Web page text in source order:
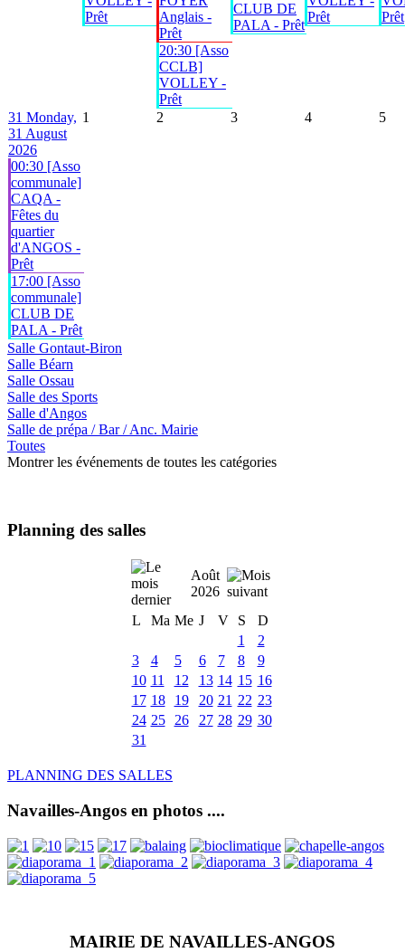
Prêt
Anglais -
Prêt
20:30 [Asso
CCLB]
VOLLEY -
Prêt
CLUB DE
PALA - Prêt
Prêt
Prêt
31 Monday,
31 August
2026
00:30 [Asso
communale]
CAQA -
Fêtes du
quartier
d'ANGOS -
Prêt
17:00 [Asso
communale]
CLUB DE
PALA - Prêt
1 2 3 4 5
Salle Gontaut-Biron
Salle Béarn
Salle Ossau
Salle des Sports
Salle d'Angos
Salle de prépa / Bar / Anc. Mairie
Toutes
Montrer les événements de toutes les catégories
Planning des salles
Août
2026
L
Ma Me J V S
D
1
2
3
4 5 6 7 8
9
10 11 12 13 14 15 16
17 18 19 20 21 22 23
24 25 26 27 28 29 30
31
PLANNING DES SALLES
Navailles-Angos en photos ....
MAIRIE DE NAVAILLES-ANGOS